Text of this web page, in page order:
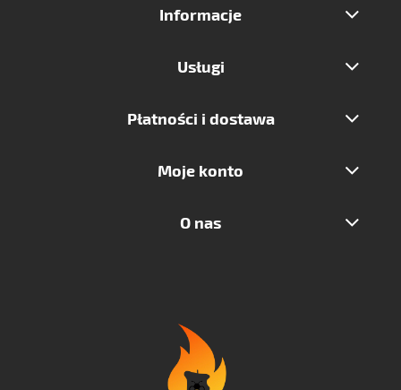
Informacje
Usługi
Płatności i dostawa
Moje konto
O nas